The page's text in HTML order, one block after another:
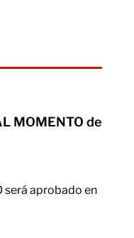
MOMENTO de
será aprobado en